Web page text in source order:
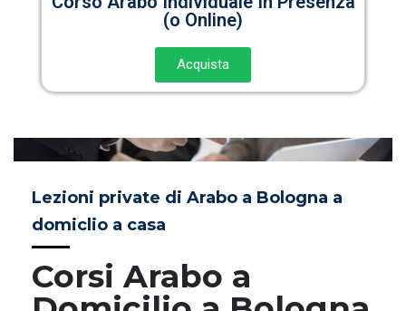
(o Online)
Acquista
Corsi Arabo a
Lezioni private di Arabo a Bologna a
domiclio a casa